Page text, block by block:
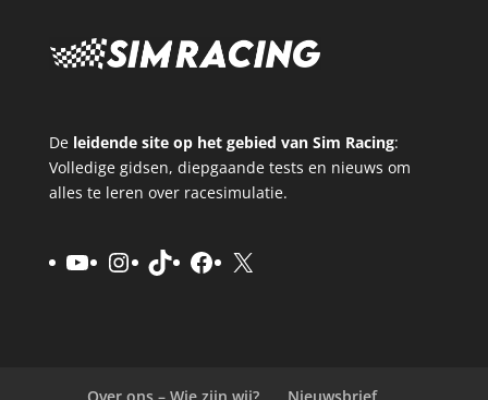
De leidende site op het gebied van Sim Racing:
Volledige gidsen, diepgaande tests en nieuws om
alles te leren over racesimulatie.
YouTube
Instagram
TikTokFacebook
X